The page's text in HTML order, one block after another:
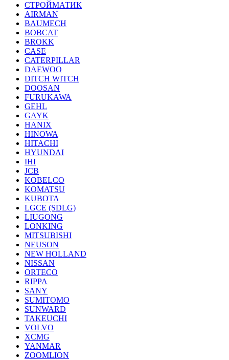
СТРОЙМАТИК
AIRMAN
BAUMECH
BOBCAT
BROKK
CASE
CATERPILLAR
DAEWOO
DITCH WITCH
DOOSAN
FURUKAWA
GEHL
GAYK
HANIX
HINOWA
HITACHI
HYUNDAI
IHI
JCB
KOBELCO
KOMATSU
KUBOTA
LGCE (SDLG)
LIUGONG
LONKING
MITSUBISHI
NEUSON
NEW HOLLAND
NISSAN
ORTECO
RIPPA
SANY
SUMITOMO
SUNWARD
TAKEUCHI
VOLVO
XCMG
YANMAR
ZOOMLION